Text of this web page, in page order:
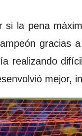
si la pena
gracias
realizando
mejor,